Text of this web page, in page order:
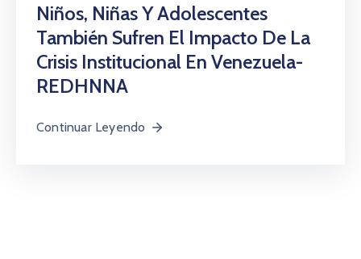
Niños, Niñas Y Adolescentes
También Sufren El Impacto De La
Crisis Institucional En Venezuela-
REDHNNA
Continuar Leyendo